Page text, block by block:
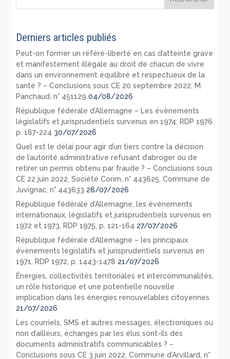
Derniers articles publiés
Peut-on former un référé-liberté en cas d’atteinte grave
et manifestement illégale au droit de chacun de vivre
dans un environnement équilibré et respectueux de la
santé ? – Conclusions sous CE 20 septembre 2022, M.
Panchaud, n° 451129 04/08/2026
République fédérale d’Allemagne – Les évènements
législatifs et jurisprudentiels survenus en 1974: RDP 1976
p. 187-224 30/07/2026
Quel est le délai pour agir d’un tiers contre la décision
de l’autorité administrative refusant d’abroger ou de
retirer un permis obtenu par fraude ? – Conclusions sous
CE 22 juin 2022, Société Corim, n° 443625, Commune de
Juvignac, n° 443633 28/07/2026
République fédérale d’Allemagne, les événements
internationaux, législatifs et jurisprudentiels survenus en
1972 et 1973, RDP 1975, p. 121-164 27/07/2026
République fédérale d’Allemagne – les principaux
évènements législatifs et jurisprudentiels survenus en
1971, RDP 1972, p. 1443-1478 21/07/2026
Énergies, collectivités territoriales et intercommunalités,
un rôle historique et une potentielle nouvelle
implication dans les énergies renouvelables citoyennes
21/07/2026
Les courriels, SMS et autres messages, électroniques ou
non d’ailleurs, échangés par les élus sont-ils des
documents administratifs communicables ? –
Conclusions sous CE 3 juin 2022, Commune d’Arvillard, n°